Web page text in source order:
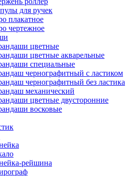
для ручек
плакатное
чертежное
цветные
цветные акварельные
специальные
чернографитный с ластиком
чернографитный без ластика
механический
цветные двусторонние
восковые
рейшина